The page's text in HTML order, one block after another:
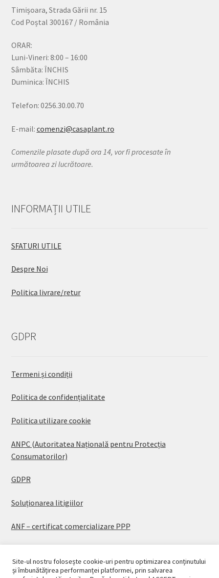
Timișoara, Strada Gării nr. 15
Cod Poștal 300167 / România
ORAR:
Luni-Vineri: 8:00 – 16:00
Sâmbăta: ÎNCHIS
Duminica: ÎNCHIS
Telefon: 0256.30.00.70
E-mail: comenzi@casaplant.ro
Comenzile plasate după ora 14, vor fi procesate în
următoarea zi lucrătoare.
INFORMAȚII UTILE
SFATURI UTILE
Despre Noi
Politica livrare/retur
GDPR
Termeni și condiții
Politica de confidențialitate
Politica utilizare cookie
ANPC (Autoritatea Națională pentru Protecția
Consumatorilor)
GDPR
Soluționarea litigiilor
ANF – certificat comercializare PPP
Site-ul nostru folosește cookie-uri pentru optimizarea conținutului
și îmbunătățirea performanței platformei, prin salvarea